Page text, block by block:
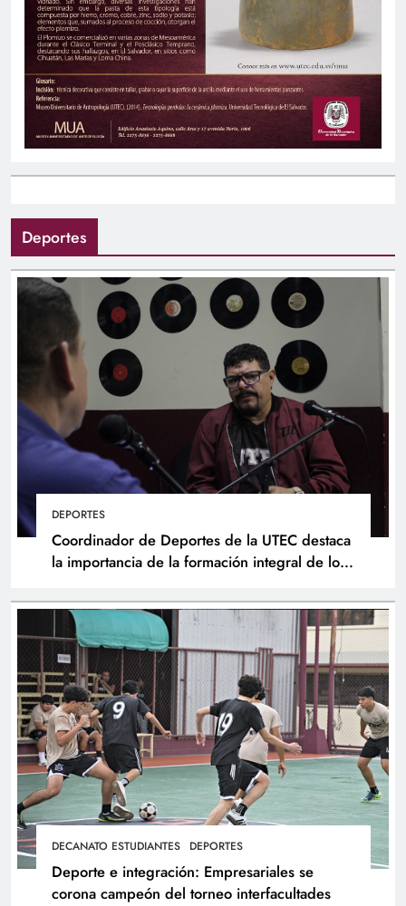
Deportes
DEPORTES
Coordinador de Deportes de la UTEC destaca
la importancia de la formación integral de los
DECANATO ESTUDIANTES DEPORTES
Deporte e integración: Empresariales se
corona campeón del torneo interfacultades